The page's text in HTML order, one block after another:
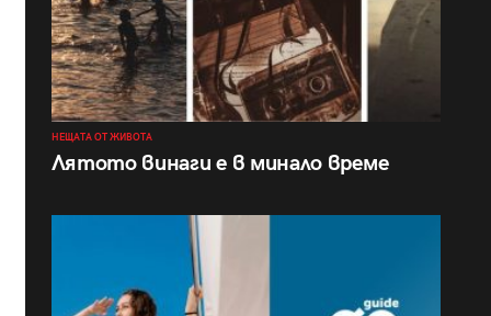
НЕЩАТА ОТ ЖИВОТА
Лятото винаги е в минало време